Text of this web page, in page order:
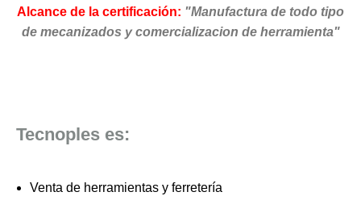
Alcance de la certificación: "Manufactura de todo tipo
de mecanizados y comercializacion de herramienta"
Tecnoples es:
Venta de herramientas y ferretería